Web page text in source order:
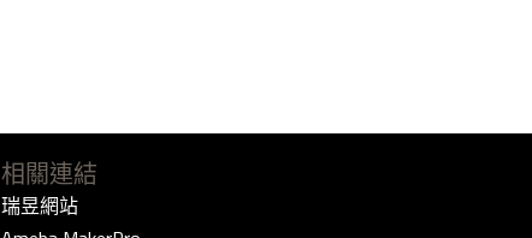
相關連結
瑞昱網站